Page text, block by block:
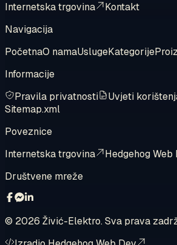
Internetska trgovina
Kontakt
Navigacija
PočetnaO namaUslugeKategorije
Informacije
Pravila privatnosti
Uvjeti
Sitemap.xml
Poveznice
Internetska trgovina
Hedgehog Web
Društvene mreže
© 2026 Živić-Elektro. Sva prava